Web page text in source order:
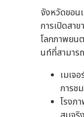
จังหวัดขอน
การเปิดสา
โลกภาพยน
นท์ที่สามาร
เมเจ
การช
โรงภ